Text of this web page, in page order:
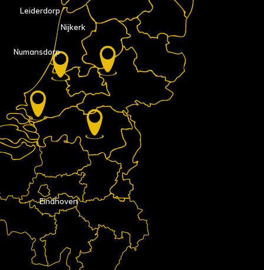
Eindhoven
Nijkerk
Numansdorp
Leiderdorp